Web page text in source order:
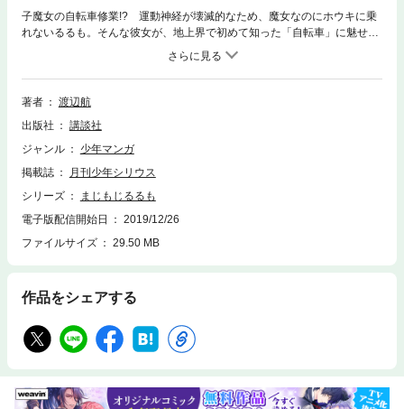
子魔女の自転車修業!? 運動神経が壊滅的なため、魔女なのにホウキに乗
れないるるも。そんな彼女が、地上界で初めて知った「自転車」に魅せら
れた。柴木（しばき）にコーチを頼んで、傷だらけ泥まみれになりながら
も、るるもが魔法以外で初めて修業に打ち込んだワケとは？
著者
渡辺航
出版社
講談社
ジャンル
少年マンガ
掲載誌
月刊少年シリウス
シリーズ
まじもじるるも
電子版配信開始日
2019/12/26
ファイルサイズ
29.50 MB
作品をシェアする